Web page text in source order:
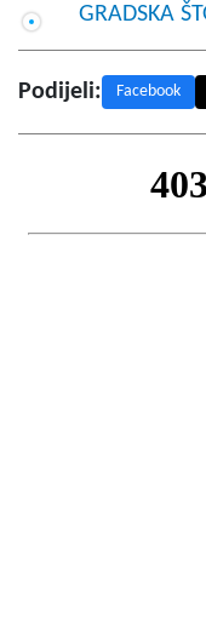
GRADSKA
Podijeli: Facebook